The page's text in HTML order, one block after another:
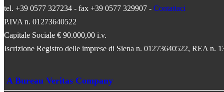
tel. +39 0577 327234 - fax +39 0577 329907 - Contattaci
P.IVA n. 01273640522
Capitale Sociale € 90.000,00 i.v.
Iscrizione Registro delle imprese di Siena n. 01273640522, REA n.
A Bureau Veritas Company
l'attività sui
siti Web al
fine di
comprendere
l'interesse dei
visitatori e
pubblicitari
personalizzati.